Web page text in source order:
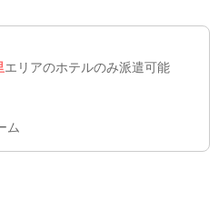
エリアのホテルのみ派遣可能
ム